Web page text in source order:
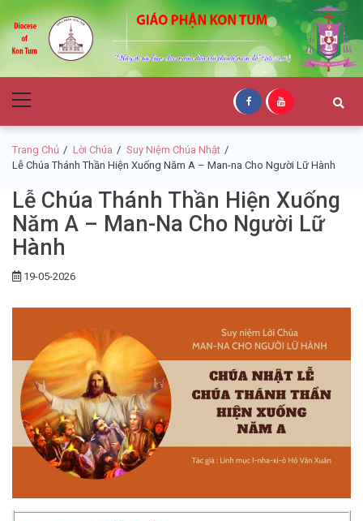
to
navigation
to
content
Giáo Phận Kon
Tum
Menu
Trang Chủ Lời Chúa
Suy Niệm Chúa Nhật
Lễ Chúa Thánh Thần Hiện Xuống Năm A – Man-na Cho Người Lữ Hành
Lễ Chúa Thánh Thần Hiện Xuống
Năm A – Man-Na Cho Người Lữ
Hành
19-05-2026